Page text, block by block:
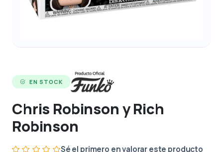
EN STOCK
Chris Robinson y Rich
Robinson
Sé el primero en valorar este producto